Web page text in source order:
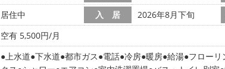
居住中 入 居 2026年8月下旬
空有 5,500円/月
上水道 下水道 都市ガス 電話 冷房 暖房 給湯 フローリ